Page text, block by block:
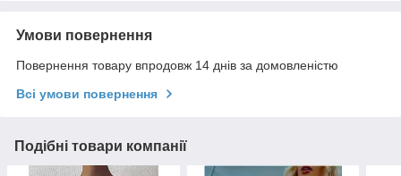
Умови повернення
Повернення товару впродовж 14 днів за домовленістю
Всі умови повернення
Подібні товари компанії